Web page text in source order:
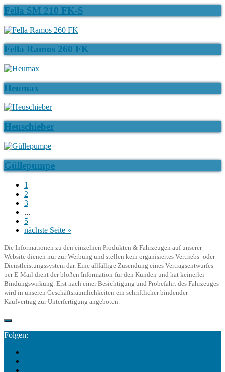
Fella SM 210 FK-S
Fella Ramos 260 FK
Heumax
Heuschieber
Güllepumpe
1
2
3
...
5
nächste Seite »
Die Informationen zu den einzelnen Produkten & Fahrzeugen auf unserer
Website dienen nur zur Werbung und stellen kein organisiertes Vertriebs- oder
Dienstleistungssystem dar. Eine allfällige Zusendung eines Vertragsentwurfes
per E-Mail dient der bloßen Information für den Kunden und hat keinerlei
Bindungswirkung. Erst nach einer Besichtigung und Probefahrt des Fahrzeuges
wird in unseren Geschäftsräumlichkeiten ein schriftlicher bindender
Kaufvertrag zur Unterfertigung angeboten.
Folgen: